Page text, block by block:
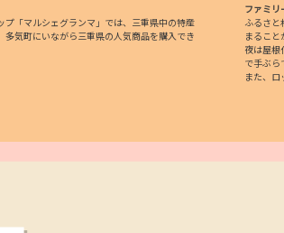
プ「マルシェグランマ」では、三重県中の特産
多気町にいながら三重県の人気商品を購入でき
ファミリ
ふるさと
まること
夜は屋根
で手ぶら
また、ロ